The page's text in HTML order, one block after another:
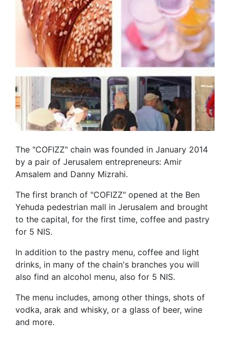
The "COFIZZ" chain was founded in January 2014
by a pair of Jerusalem entrepreneurs: Amir
Amsalem and Danny Mizrahi.
The first branch of "COFIZZ" opened at the Ben
Yehuda pedestrian mall in Jerusalem and brought
to the capital, for the first time, coffee and pastry
for 5 NIS.
In addition to the pastry menu, coffee and light
drinks, in many of the chain's branches you will
also find an alcohol menu, also for 5 NIS.
The menu includes, among other things, shots of
vodka, arak and whisky, or a glass of beer, wine
and more.